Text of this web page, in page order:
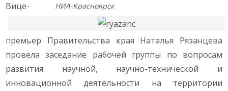
НИА-Красноярск
Вице-
премьер Правительства края Наталья Рязанцева
провела заседание рабочей группы по вопросам
развития научной, научно-технической и
инновационной деятельности на территории